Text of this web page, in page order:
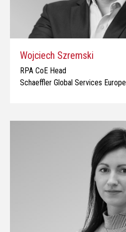
Wojciech Szremski
RPA CoE Head
Schaeffler Global Services Europe